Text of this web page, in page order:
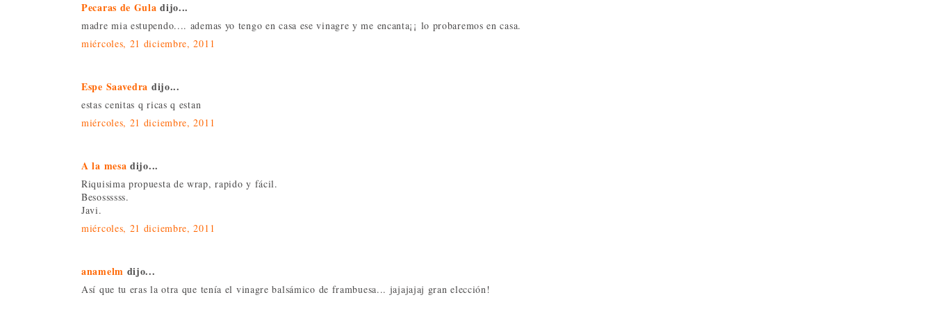
Pecaras de Gula dijo...
madre mia estupendo.... ademas yo tengo en casa ese vinagre y me encanta¡¡ lo probaremos en casa.
miércoles, 21 diciembre, 2011
Espe Saavedra dijo...
estas cenitas q ricas q estan
miércoles, 21 diciembre, 2011
A la mesa dijo...
Riquisima propuesta de wrap, rapido y fácil.
Besossssss.
Javi.
miércoles, 21 diciembre, 2011
anamelm dijo...
Así que tu eras la otra que tenía el vinagre balsámico de frambuesa... jajajajaj gran elección!